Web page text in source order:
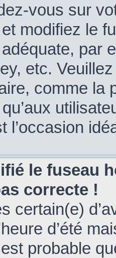
vous sur
et modifiez le
par
etc.
comme la
l’occasion
le fuseau
correcte !
certain(e)
d’été
probable